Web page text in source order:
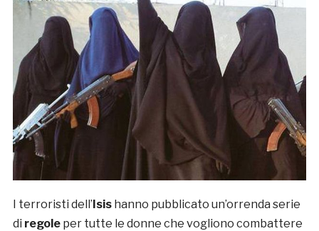
I terroristi dell’Isishanno pubblicato un’orrenda serie
di regoleper tutte le donne che vogliono combattere